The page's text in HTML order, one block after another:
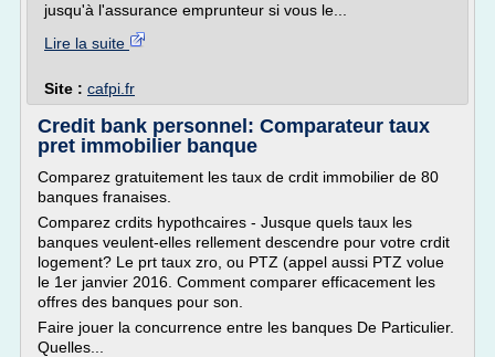
jusqu'à l'assurance emprunteur si vous le...
Lire la suite
Site : cafpi.fr
Credit bank personnel: Comparateur taux
pret immobilier banque
Comparez gratuitement les taux de crdit immobilier de 80
banques franaises.
Comparez crdits hypothcaires - Jusque quels taux les
banques veulent-elles rellement descendre pour votre crdit
logement? Le prt taux zro, ou PTZ (appel aussi PTZ volue
le 1er janvier 2016. Comment comparer efficacement les
offres des banques pour son.
Faire jouer la concurrence entre les banques De Particulier.
Quelles...